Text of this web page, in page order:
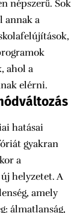
népszerű. Sok
annak a
ahol a
elérni.
hatásai
gyakran
a
helyzetet. A
amely
álmatlanság,